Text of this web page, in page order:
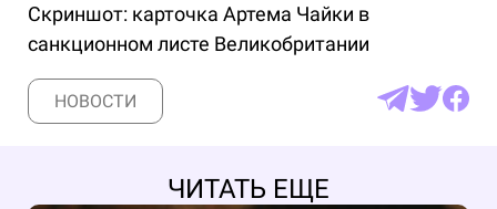
Скриншот: карточка Артема Чайки в
санкционном листе Великобритании
НОВОСТИ
ЧИТАТЬ ЕЩЕ